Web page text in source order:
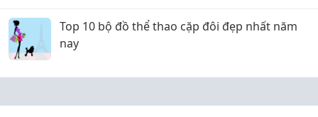
Top 10 bộ đồ thể thao cặp đôi đẹp nhất năm
nay